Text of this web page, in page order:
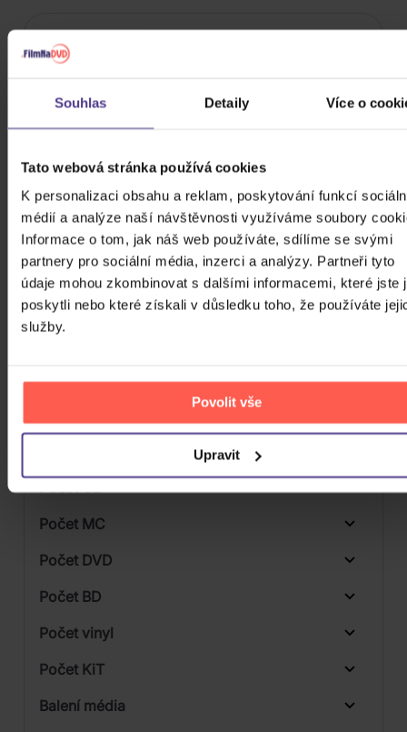
Souhlas Detaily Více o
Tato webová stránka používá cookies
K personalizaci obsahu a reklam, poskytování funkcí
médií a analýze naší návštěvnosti využíváme soubory
Informace o tom, jak náš web používáte, sdílíme se svými
partnery pro sociální média, inzerci a analýzy. Partneři tyto
údaje mohou zkombinovat s dalšími informacemi, které jste
poskytli nebo které získali v důsledku toho, že používáte
služby.
Povolit vše
Upravit
FILTRY
Cena od Cena do
Žánr
Značka/Výrobce
Dostupnost
Skladem
Počet CD
Počet MC
Počet DVD
Počet BD
Počet vinyl
Počet KiT
Balení média